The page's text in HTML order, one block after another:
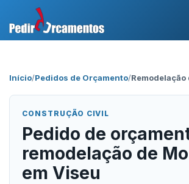
Início/Pedidos de Orçamento/Remodelação
CONSTRUÇÃO CIVIL
Pedido de
remodelação de
em Viseu
Área Profissional
Como Funciona?
Testemunhos